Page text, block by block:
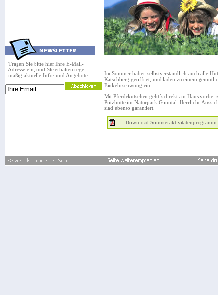
Tragen Sie bitte hier Ihre E-Mail-
Adresse ein, und Sie erhalten regel-
mäßig aktuelle Infos und Angebote:
Im Sommer haben selbstverständlich auch alle
Katschberg geöffnet, und laden zu einem
Einkehrschwung ein.
Mit Pferdekutschen geht´s direkt am Haus vorbei
Pritzhütte im Naturpark Gonntal. Herrliche
sind ebenso garantiert.
Download